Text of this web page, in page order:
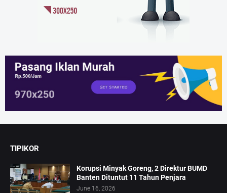
TIPIKOR
Korupsi Minyak Goreng, 2 Direktur BUMD
Banten Dituntut 11 Tahun Penjara
June 16, 2026